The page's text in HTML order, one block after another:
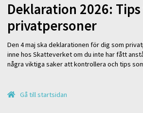
Deklaration 2026:
privatpersoner
Den 4 maj ska deklarationen för dig som
inne hos Skatteverket om du inte har fått
några viktiga saker att kontrollera och tips
Gå till startsidan